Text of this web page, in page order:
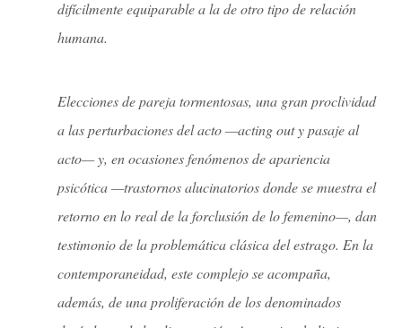
difícilmente equiparable a la de otro tipo de relación
humana.
Elecciones de pareja tormentosas, una gran proclividad
a las perturbaciones del acto —acting out y pasaje al
acto— y, en ocasiones fenómenos de apariencia
psicótica —trastornos alucinatorios donde se muestra el
retorno en lo real de la forclusión de lo femenino—, dan
testimonio de la problemática clásica del estrago. En la
contemporaneidad, este complejo se acompaña,
además, de una proliferación de los denominados